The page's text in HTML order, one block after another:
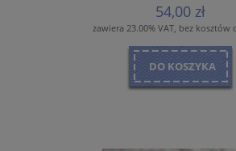
54,00 zł
zawiera 23.00% VAT, bez kosztów
DO KOSZYKA